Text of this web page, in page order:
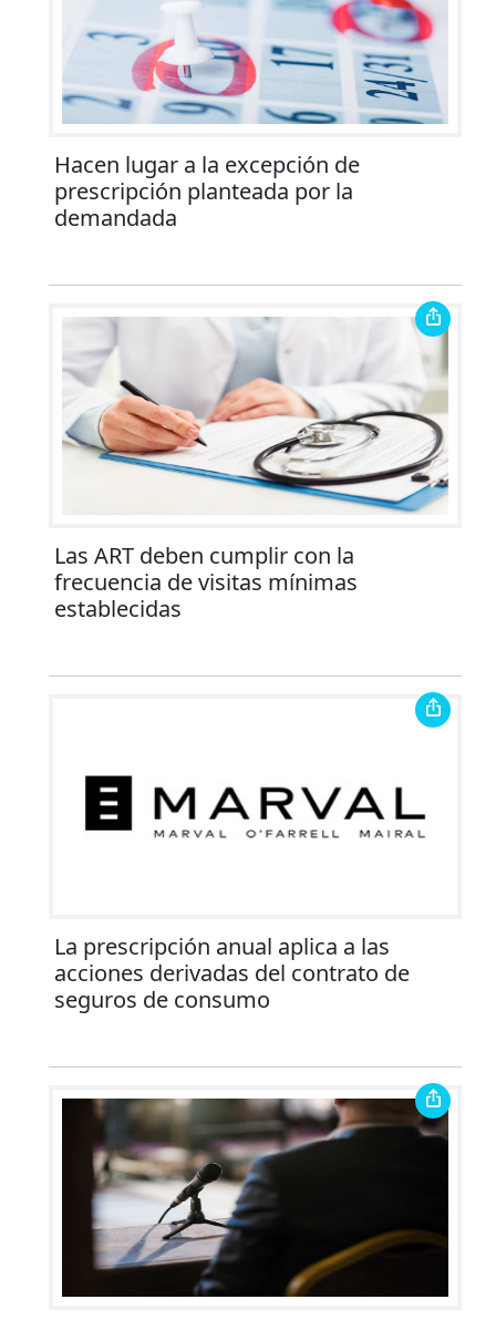
Hacen lugar a la excepción de
prescripción planteada por la
demandada
Las ART deben cumplir con la
frecuencia de visitas mínimas
establecidas
La prescripción anual aplica a las
acciones derivadas del contrato de
seguros de consumo